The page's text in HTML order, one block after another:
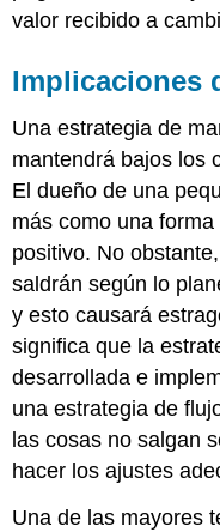
valor recibido a
Implicaciones
Una estrategia de
mantendrá bajos los
El dueño de una
más como una
positivo. No
saldrán según lo
y esto causará
significa que la
desarrollada e
una estrategia de
las cosas no salgan
hacer los ajustes
Una de las mayores